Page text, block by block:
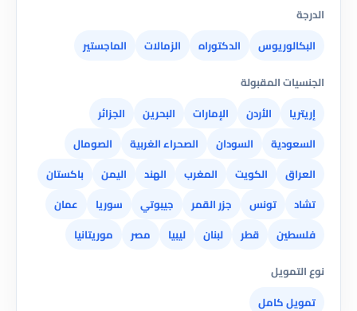
الدرجة
البكالوريوس
الدكتوراه الزمالات
الماجستير
الجنسيات المقبولة
إريتريا
الأردن الإمارات البحرين
الجزائر
السعودية
السودان الصحراء الغربية
الصومال
العراق
الكويت المغرب الهند اليمن
باكستان
تشاد
تونس جزر القمر جيبوتي سوريا
عمان
فلسطين
قطر لبنان ليبيا مصر
موريتانيا
نوع التمويل
تمويل كامل